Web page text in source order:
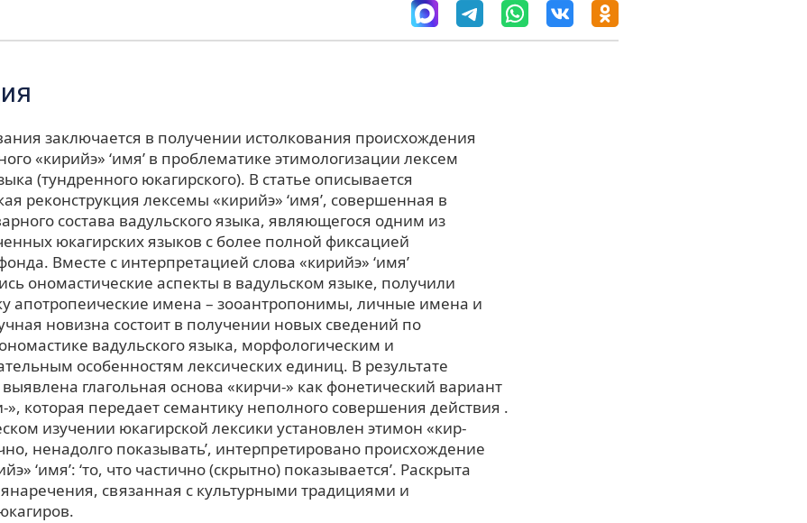
заключается в получении истолкования происхождения
«кирийэ» ‘имя’ в проблематике этимологизации лексем
(тундренного юкагирского). В статье описывается
реконструкция лексемы «кирийэ» ‘имя’, совершенная в
состава вадульского языка, являющегося одним из
юкагирских языков с более полной фиксацией
Вместе с интерпретацией слова «кирийэ» ‘имя’
ономастические аспекты в вадульском языке, получили
апотропеические имена – зооантропонимы, личные имена и
новизна состоит в получении новых сведений по
вадульского языка, морфологическим и
особенностям лексических единиц. В результате
глагольная основа «кирчи-» как фонетический вариант
», которая передает семантику неполного совершения действия .
изучении юкагирской лексики установлен этимон «кир-
ненадолго показывать’, интерпретировано происхождение
‘имя’: ‘то, что частично (скрытно) показывается’. Раскрыта
связанная с культурными традициями и